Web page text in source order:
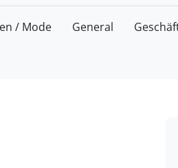
/ Mode General